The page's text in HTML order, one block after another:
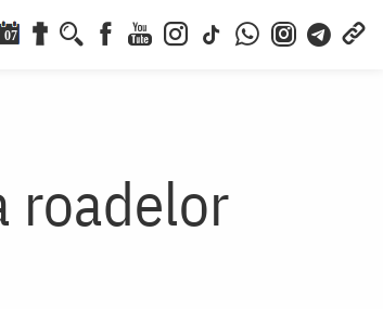
07
roadelor